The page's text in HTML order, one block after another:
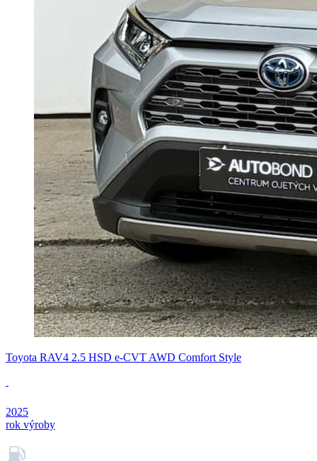
Toyota RAV4 2.5 HSD e-CVT AWD Comfort Style
2025
rok výroby